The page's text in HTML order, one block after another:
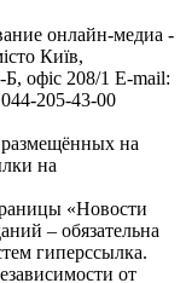
онлайн-медиа -
Київ,
офіс 208/1 E-mail:
205-43-00
на
на
«Новости
– обязательна
гиперссылка.
от